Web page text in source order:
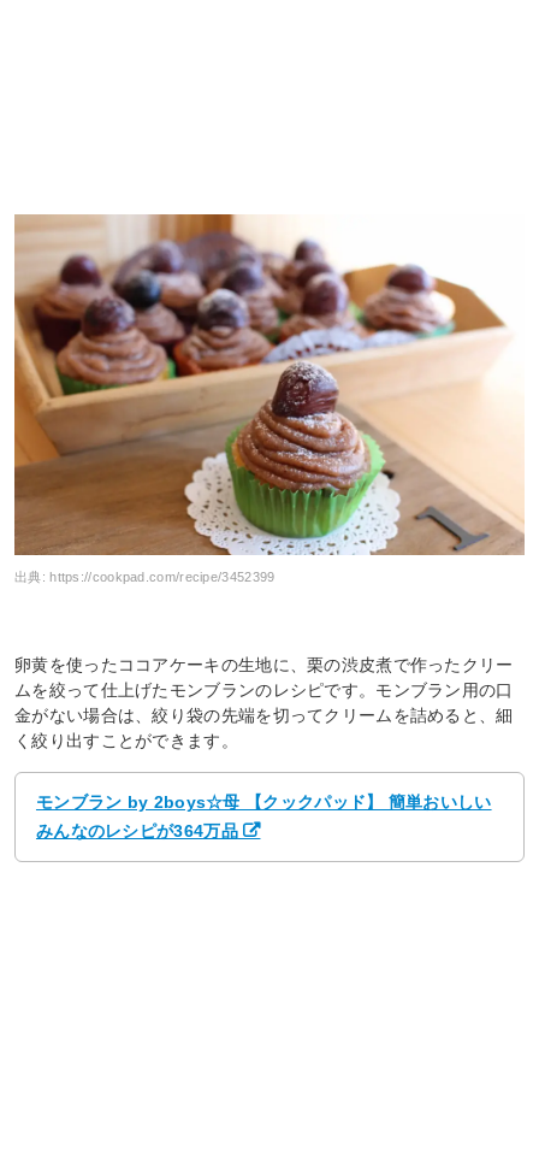
出典:https://cookpad.com/recipe/3452399
卵黄を使ったココアケーキの生地に、栗の渋皮煮で作ったクリー
ムを絞って仕上げたモンブランのレシピです。モンブラン用の口
金がない場合は、絞り袋の先端を切ってクリームを詰めると、細
く絞り出すことができます。
モンブラン by 2boys☆母 【クックパッド】 簡単おいしい
みんなのレシピが364万品